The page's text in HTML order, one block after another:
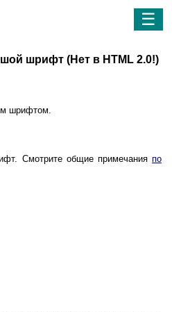
☰
шрифт (Нет в HTML 2.0!)
шрифтом.
Смотрите общие примечания по